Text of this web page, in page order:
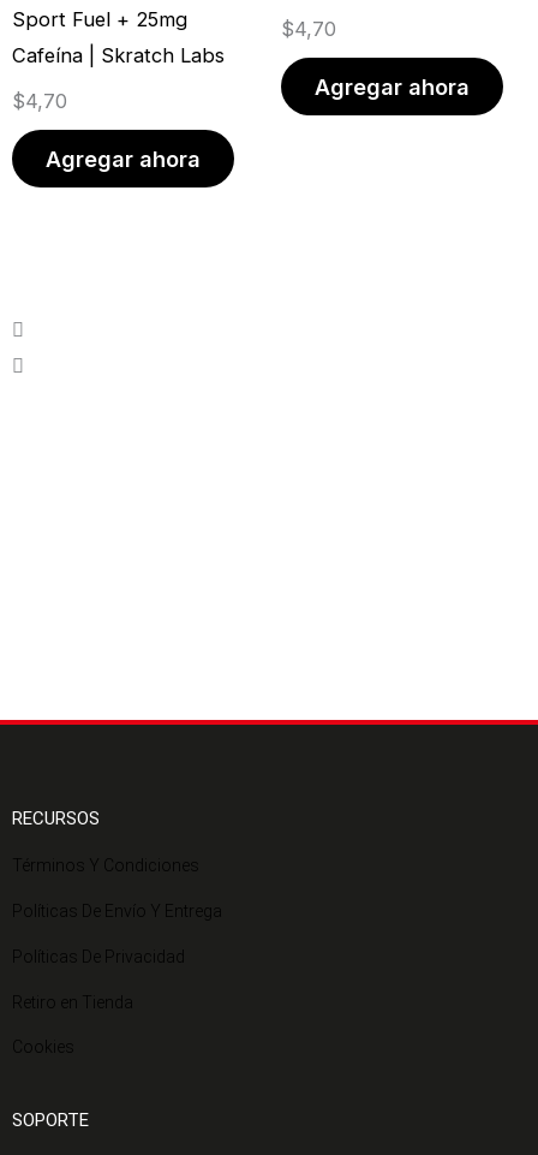
Sport Fuel + 25mg
Cafeína | Skratch Labs
$4,70
Agregar ahora
$4,70
Agregar ahora
RECURSOS
Términos Y Condiciones
Políticas De Envío Y Entrega
Políticas De Privacidad
Retiro en Tienda
Cookies
SOPORTE